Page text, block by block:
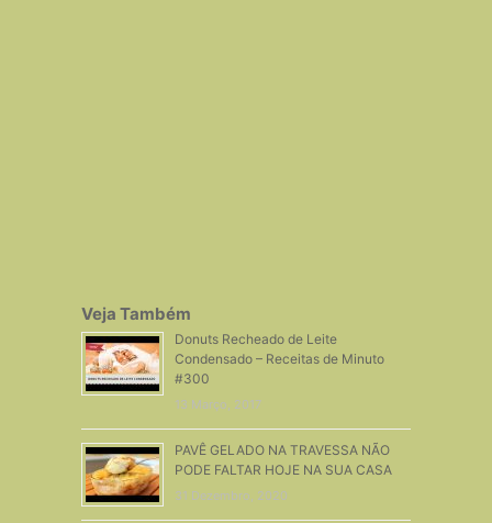
Veja Também
Donuts Recheado de Leite
Condensado – Receitas de Minuto
#300
13 Março, 2017
PAVÊ GELADO NA TRAVESSA NÃO
PODE FALTAR HOJE NA SUA CASA
31 Dezembro, 2020